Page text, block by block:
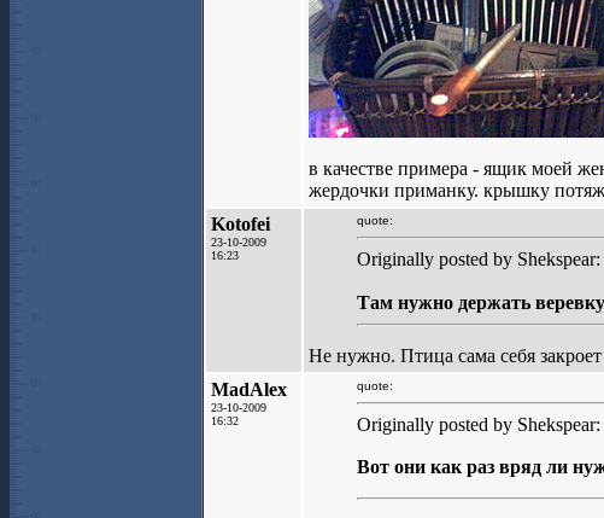
в качестве примера - ящик моей
жердочки приманку. крышку
Kotofei
23-10-2009
16:23
quote:
Originally posted by Shekspear:
Там нужно держать веревку
Не нужно. Птица сама себя
MadAlex
23-10-2009
16:32
quote:
Originally posted by Shekspear:
Вот они как раз вряд ли